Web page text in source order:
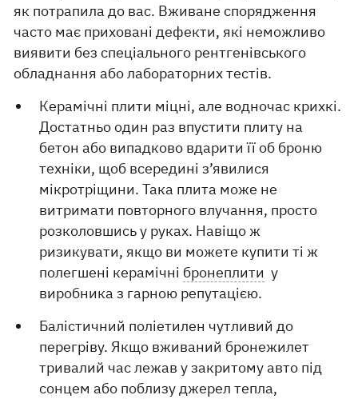
як потрапила до вас. Вживане спорядження
часто має приховані дефекти, які неможливо
виявити без спеціального рентгенівського
обладнання або лабораторних тестів.
Керамічні плити міцні, але водночас крихкі.
Достатньо один раз впустити плиту на
бетон або випадково вдарити її об броню
техніки, щоб всередині з’явилися
мікротріщини. Така плита може не
витримати повторного влучання, просто
розколовшись у руках. Навіщо ж
ризикувати, якщо ви можете купити ті ж
полегшені керамічні бронеплити у
виробника з гарною репутацією.
Балістичний поліетилен чутливий до
перегріву. Якщо вживаний бронежилет
тривалий час лежав у закритому авто під
сонцем або поблизу джерел тепла,